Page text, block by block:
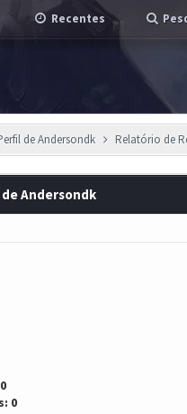
Recentes
de Andersondk Relatório de
Andersondk
0